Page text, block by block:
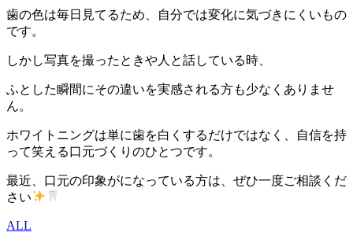
歯の色は毎日見てるため、自分では変化に気づきにくいもの
です。
しかし写真を撮ったときや人と話している時、
ふとした瞬間にその違いを実感される方も少なくありませ
ん。
ホワイトニングは単に歯を白くするだけではなく、自信を持
って笑える口元づくりのひとつです。
最近、口元の印象がになっている方は、ぜひ一度ご相談くだ
さい
ALL